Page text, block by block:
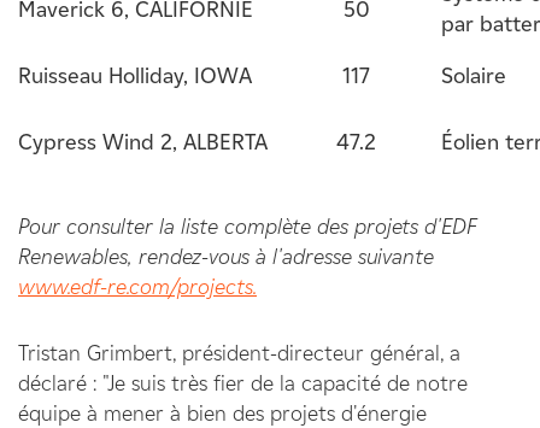
Maverick 6, CALIFORNIE
50
par
Ruisseau Holliday, IOWA
117 Solaire
Cypress Wind 2, ALBERTA 47.2 Éolien
Pour consulter la liste complète des projets d'EDF
Renewables, rendez-vous à l'adresse suivante
www.edf-re.com/projects.
Tristan Grimbert, président-directeur général, a
déclaré : "Je suis très fier de la capacité de notre
équipe à mener à bien des projets d'énergie